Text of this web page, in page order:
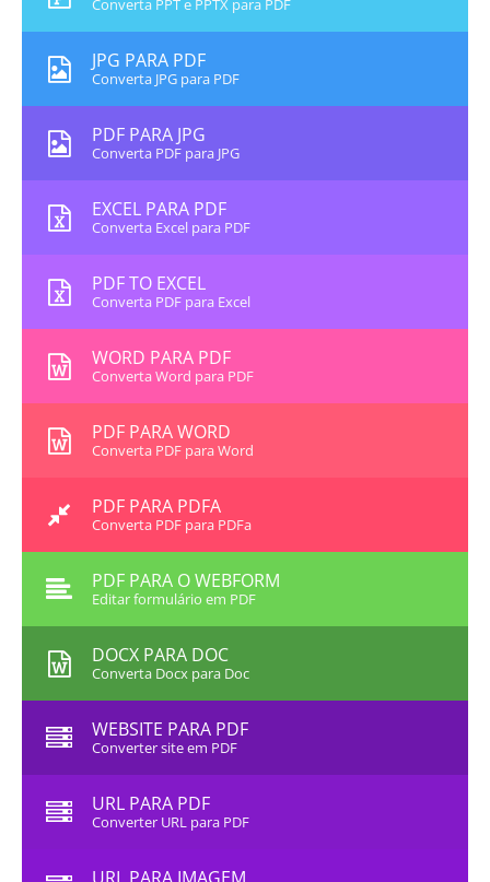
Converta PPT e PPTX para PDF
JPG PARA PDF
Converta JPG para PDF
PDF PARA JPG
Converta PDF para JPG
EXCEL PARA PDF
Converta Excel para PDF
PDF TO EXCEL
Converta PDF para Excel
WORD PARA PDF
Converta Word para PDF
PDF PARA WORD
Converta PDF para Word
PDF PARA PDFA
Converta PDF para PDFa
PDF PARA O WEBFORM
Editar formulário em PDF
DOCX PARA DOC
Converta Docx para Doc
WEBSITE PARA PDF
Converter site em PDF
URL PARA PDF
Converter URL para PDF